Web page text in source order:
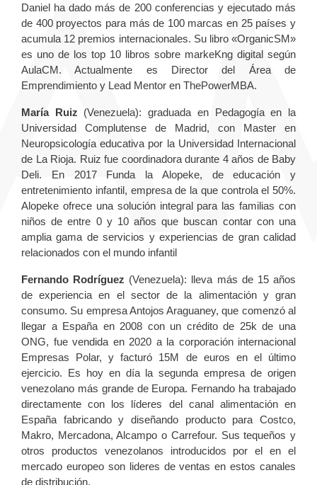
Daniel ha dado más de 200 conferencias y ejecutado más
de 400 proyectos para más de 100 marcas en 25 países y
acumula 12 premios internacionales. Su libro «OrganicSM»
es uno de los top 10 libros sobre markeKng digital según
AulaCM. Actualmente es Director del Área de
Emprendimiento y Lead Mentor en ThePowerMBA.
María Ruiz (Venezuela): graduada en Pedagogía en la
Universidad Complutense de Madrid, con Master en
Neuropsicología educativa por la Universidad Internacional
de La Rioja. Ruiz fue coordinadora durante 4 años de Baby
Deli. En 2017 Funda la Alopeke, de educación y
entretenimiento infantil, empresa de la que controla el 50%.
Alopeke ofrece una solución integral para las familias con
niños de entre 0 y 10 años que buscan contar con una
amplia gama de servicios y experiencias de gran calidad
relacionados con el mundo infantil
Fernando Rodríguez (Venezuela): lleva más de 15 años
de experiencia en el sector de la alimentación y gran
consumo. Su empresa Antojos Araguaney, que comenzó al
llegar a España en 2008 con un crédito de 25k de una
ONG, fue vendida en 2020 a la corporación internacional
Empresas Polar, y facturó 15M de euros en el último
ejercicio. Es hoy en día la segunda empresa de origen
venezolano más grande de Europa. Fernando ha trabajado
directamente con los líderes del canal alimentación en
España fabricando y diseñando producto para Costco,
Makro, Mercadona, Alcampo o Carrefour. Sus tequeños y
otros productos venezolanos introducidos por el en el
mercado europeo son lideres de ventas en estos canales
de distribución.